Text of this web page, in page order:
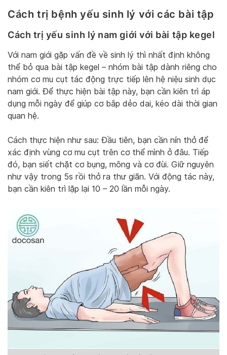
Cách trị bệnh yếu sinh lý với các bài tập
Cách trị yếu sinh lý nam giới với bài tập kegel
Với nam giới gặp vấn đề về sinh lý thì nhất định không
thể bỏ qua bài tập kegel – nhóm bài tập dành riêng cho
nhóm cơ mu cụt tác động trực tiếp lên hệ niệu sinh dục
nam giới. Để thực hiện bài tập này, bạn cần kiên trì áp
dụng mỗi ngày để giúp cơ bắp dẻo dai, kéo dài thời gian
quan hệ.
Cách thực hiện như sau: Đầu tiên, bạn cần nín thở để
xác định vùng cơ mu cụt trên cơ thể mình ở đâu. Tiếp
đó, bạn siết chặt cơ bụng, mông và cơ đùi. Giữ nguyên
như vậy trong 5s rồi thở ra thư giãn. Với động tác này,
bạn cần kiên trì lặp lại 10 – 20 lần mỗi ngày.